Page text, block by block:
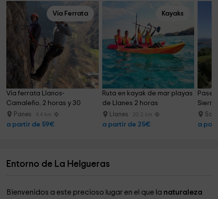
Vía Ferrata
Vía ferrata Llanos-
Camaleño, 2 horas y 30
minutos
Panes 4.4 km
a partir de 59€
Kayaks
Ruta en kayak de mar playas
de Llanes 2 horas
Llanes 20.2 km
a partir de 25€
Sierra
a
Entorno de La Helgueras
Bienvenidos a este precioso lugar en el que la naturaleza